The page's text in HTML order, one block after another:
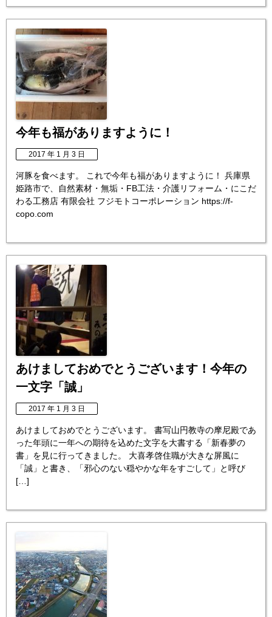
今年も福がありますように！
2017 年 1 月 3 日
河豚を食べます。 これで今年も福がありますように！ 兵庫県
姫路市で、自然素材・無垢・FB工法・介護リフォーム・にこだ
わる工務店 有限会社 フジモトコーポレーション https://f-
copo.com
あけましておめでとうございます！今年の
一文字「誠」
2017 年 1 月 3 日
あけましておめでとうございます。 書写山円教寺の摩尼殿であ
った年頭に一年への期待を込めた文字を大書する「新春夢の
書」を見に行ってきました。 大喜孝啓住職が大きな屏風に
「誠」と書き、「邪心のない穏やかな年をすごして」と呼び
[…]